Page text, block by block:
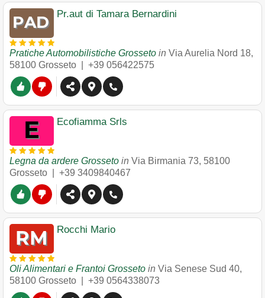
Pr.aut di Tamara Bernardini
Pratiche Automobilistiche Grosseto in Via Aurelia Nord 18,
58100 Grosseto +39 056422575
Ecofiamma Srls
Legna da ardere Grosseto in Via Birmania 73, 58100
Grosseto
+39 3409840467
Rocchi Mario
Oli Alimentari e Frantoi Grosseto in Via Senese Sud 40,
58100 Grosseto +39 0564338073